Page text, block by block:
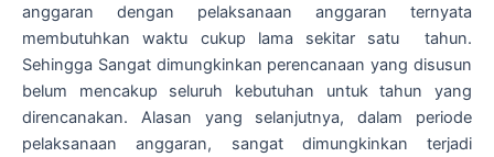
anggaran dengan pelaksanaan anggaran ternyata
membutuhkan waktu cukup lama sekitar satu tahun.
Sehingga Sangat dimungkinkan perencanaan yang disusun
belum mencakup seluruh kebutuhan untuk tahun yang
direncanakan. Alasan yang selanjutnya, dalam periode
pelaksanaan anggaran, sangat dimungkinkan terjadi